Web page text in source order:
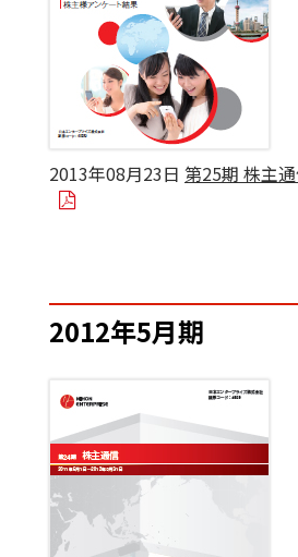
2013年08月23日 第25期 株主通
2012年5月期